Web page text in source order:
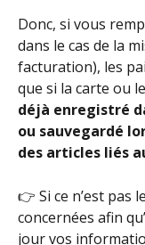
Donc, si vous
dans le cas de la
facturation), les
que si la carte ou
déjà enregistré
ou sauvegardé
des articles liés
👉 Si ce n’est pas
concernées afin
jour vos